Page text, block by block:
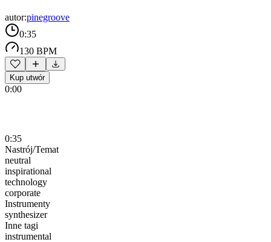
autor:pinegroove
0:35
130 BPM
Kup utwór
0:00
0:35
Nastrój/Temat
neutral
inspirational
technology
corporate
Instrumenty
synthesizer
Inne tagi
instrumental